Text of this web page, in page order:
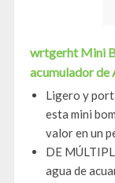
wrtgerht Mini
acumulador de
Ligero y
esta mini
valor en un
DE
agua de